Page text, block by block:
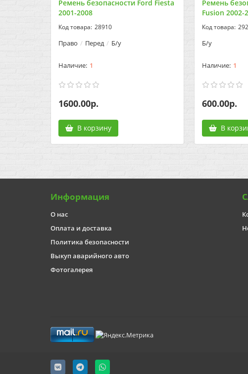
Ремень безопасности Ford Fiesta
2001-2008
28910
Право Перед Б/у
1
1600.00р.
В корзину
Ремень
Fusion 2002-
Б/у
1
600.00р.
В
Информация
О нас
Оплата и доставка
Политика безопасности
Выкуп аварийного авто
Фотогалерея